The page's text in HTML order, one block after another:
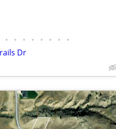
• • • • • • • •
Dr